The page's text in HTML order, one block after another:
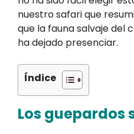
nuestro safari que
que la fauna salvaje del
ha dejado presenciar.
Índice
Los guepardos